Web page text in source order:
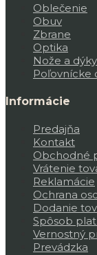
Oblečenie
Obuv
Zbrane
Optika
Nože a dýky
Poľovnícke
Informácie
Predajňa
Kontakt
Obchodné
Vrátenie
Reklamácie
Ochrana
Dodanie
Spôsob
Vernostný
Prevádzka